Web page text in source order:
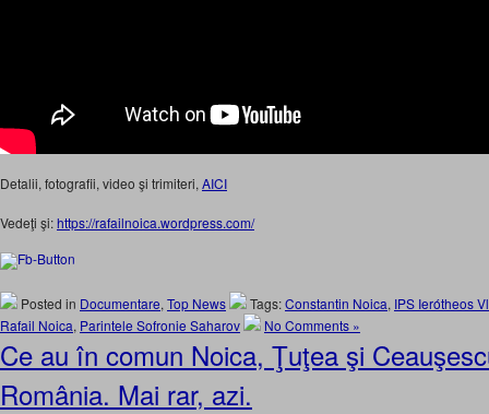
Detalii, fotografii, video şi trimiteri, AICI
Vedeţi şi:https://rafailnoica.wordpress.com/
Posted in Documentare, Top News Tags:Constantin Noica, IPS Ierótheos
Rafail Noica, Parintele Sofronie Saharov No Comments »
Ce au în comun Noica, Ţuţea şi
România. Mai rar, azi.